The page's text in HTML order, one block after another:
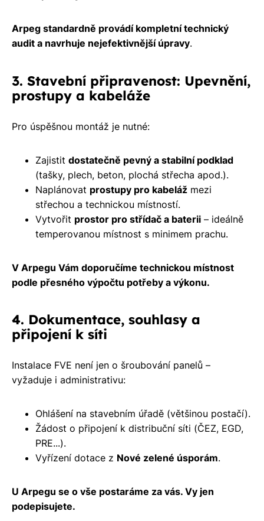
Arpeg standardně provádí kompletní technický
audit a navrhuje nejefektivnější úpravy.
3. Stavební připravenost: Upevnění,
prostupy a kabeláže
Pro úspěšnou montáž je nutné:
Zajistit dostatečně pevný a stabilní podklad
(tašky, plech, beton, plochá střecha apod.).
Naplánovat prostupy pro kabeláž mezi
střechou a technickou místností.
Vytvořit prostor pro střídač a baterii – ideálně
temperovanou místnost s minimem prachu.
V Arpegu Vám doporučíme technickou místnost
podle přesného výpočtu potřeby a výkonu.
4. Dokumentace, souhlasy a
připojení k síti
Instalace FVE není jen o šroubování panelů –
vyžaduje i administrativu:
Ohlášení na stavebním úřadě (většinou postačí).
Žádost o připojení k distribuční síti (ČEZ, EGD,
PRE...).
Vyřízení dotace z Nové zelené úsporám.
U Arpegu se o vše postaráme za vás. Vy jen
podepisujete.